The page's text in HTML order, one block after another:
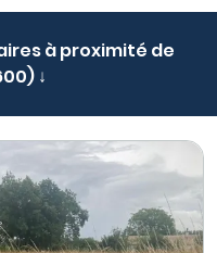
à proximité de
↓